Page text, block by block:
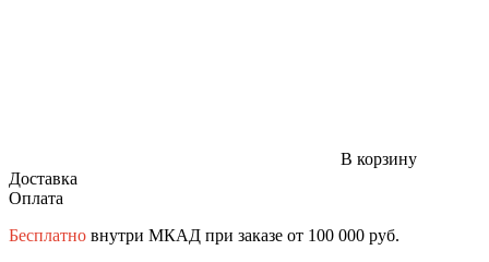
В корзину
Доставка
Оплата
Бесплатно внутри МКАД при заказе от 100 000 руб.